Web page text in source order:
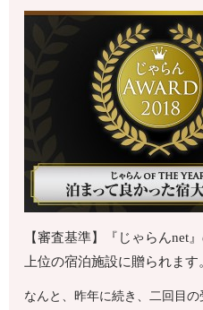
【審査基準】『じゃらんnet
上位の宿泊施設に贈られます
なんと、昨年に続き、二回目の